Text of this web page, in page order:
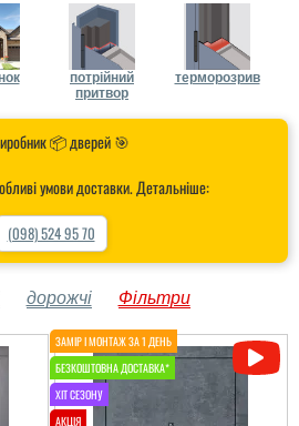
потрійний
притвор
терморозрив
📦 дверей 🎯
умови доставки. Детальніше:
(098) 524 95 70
дорожчі Фільтри